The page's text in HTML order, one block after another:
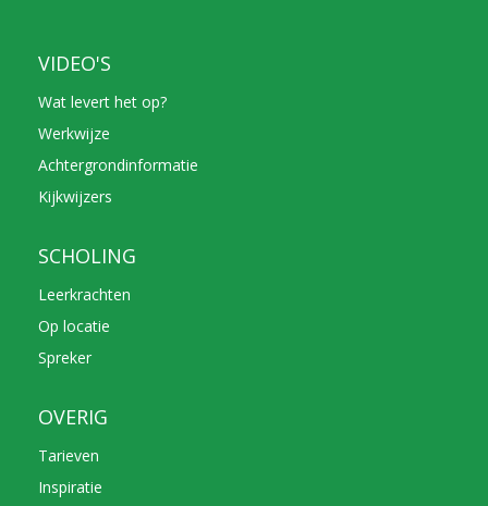
VIDEO'S
Wat levert het op?
Werkwijze
Achtergrondinformatie
Kijkwijzers
SCHOLING
Leerkrachten
Op locatie
Spreker
OVERIG
Tarieven
Inspiratie